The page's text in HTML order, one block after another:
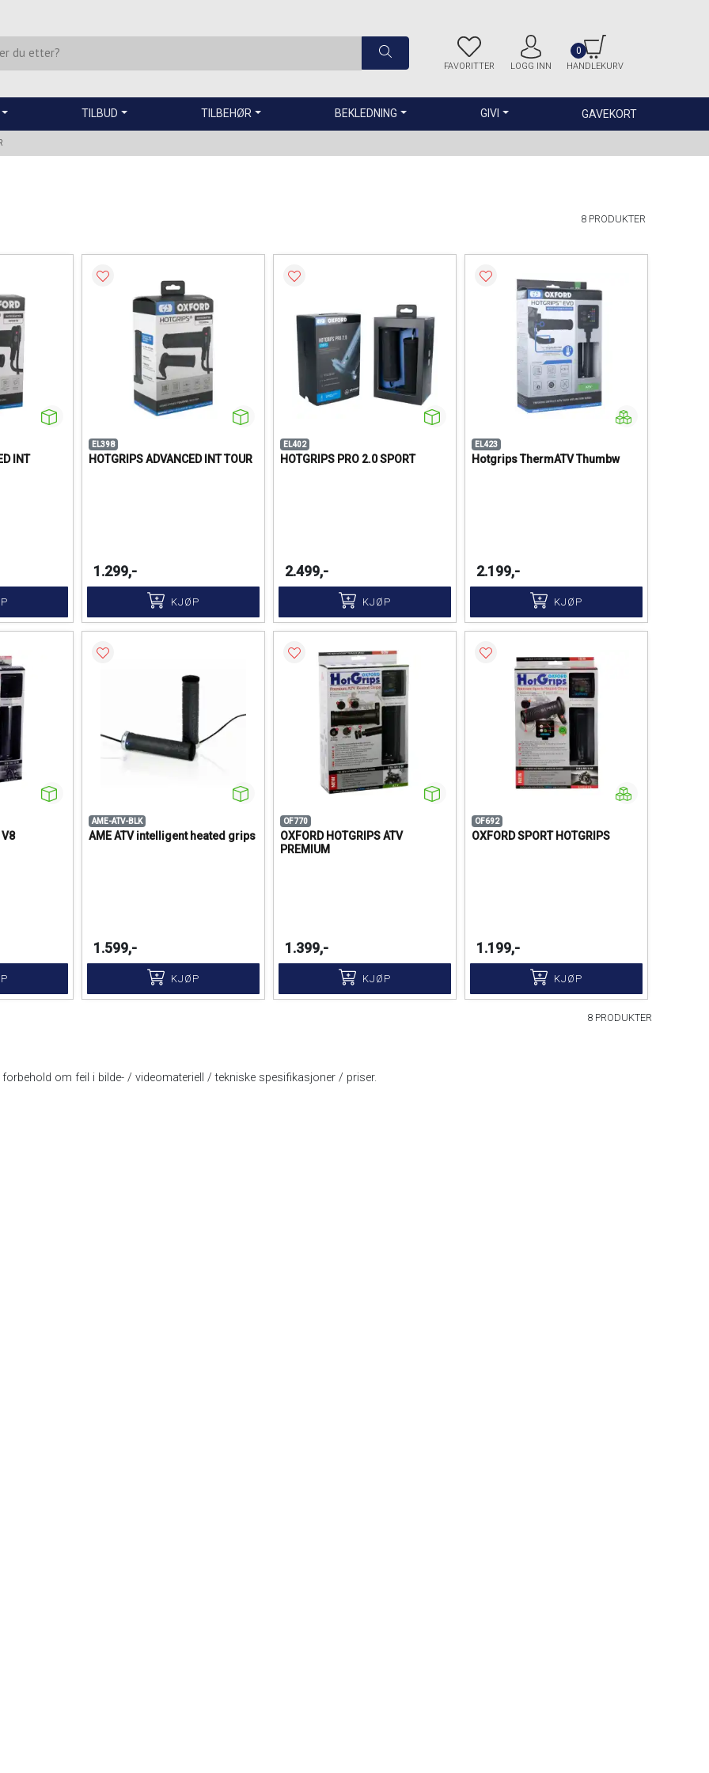
FAVORITTER LOGG INN HANDLEKURV
0
TILBUD TILBEHØR BEKLEDNING GIVI GAVEKORT
8 PRODUKTER
INT
EL398
HOTGRIPS ADVANCED INT TOUR
1.299,-
KJØP
EL402
HOTGRIPS PRO 2.0 SPORT
2.499,-
KJØP
EL423
Hotgrips ThermATV Thumbw
2.199,-
KJØP
V8
AME-ATV-BLK
AME ATV intelligent heated grips
1.599,-
KJØP
OF770
OXFORD HOTGRIPS ATV
PREMIUM
1.399,-
KJØP
OF692
OXFORD SPORT HOTGRIPS
1.199,-
KJØP
8 PRODUKTER
forbehold om feil i bilde- / videomateriell / tekniske spesifikasjoner / priser.